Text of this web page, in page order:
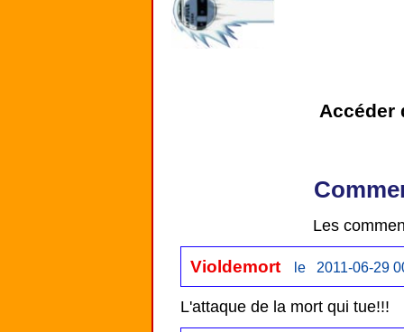
Accéder
Les
Violdemort le 2011-06-29
L'attaque de la mort qui tue!!!